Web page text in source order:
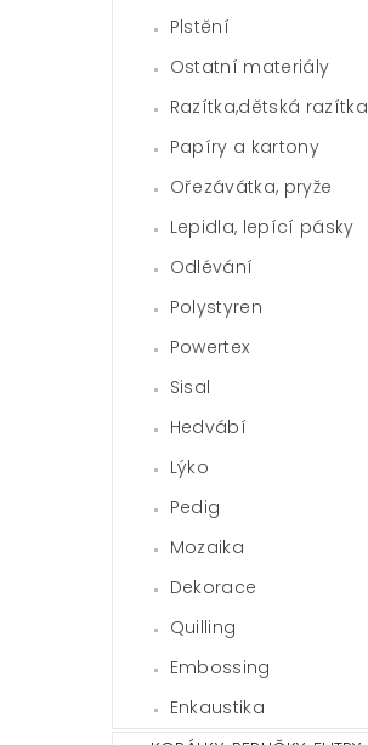
Plstění
Ostatní materiály
Razítka,dětská razítka
Papíry a kartony
Ořezávátka, pryže
Lepidla, lepící pásky
Odlévání
Polystyren
Powertex
Sisal
Hedvábí
Lýko
Pedig
Mozaika
Dekorace
Quilling
Embossing
Enkaustika